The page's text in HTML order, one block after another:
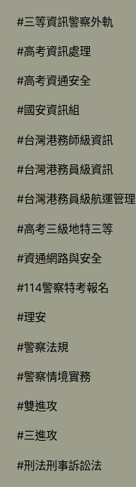
#三等資訊警察外軌
#高考資訊處理
#高考資通安全
#國安資訊組
#台灣港務師級資訊
#台灣港務員級資訊
#台灣港務員級航運管理
#高考三級地特三等
#資通網路與安全
#114警察特考報名
#理安
#警察法規
#警察情境實務
#雙進攻
#三進攻
#刑法刑事訴訟法